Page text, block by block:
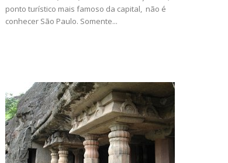
ponto turístico mais famoso da capital, não é
conhecer São Paulo. Somente...